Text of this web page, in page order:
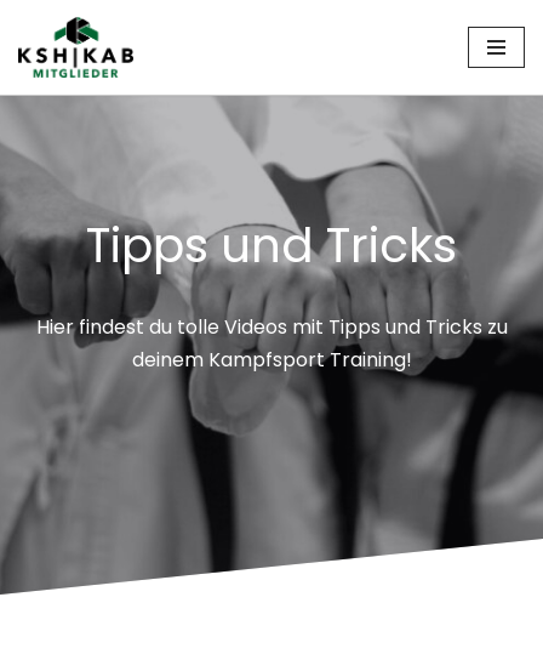
Zum
Inhalt
Tipps und Tricks
Hier findest du tolle Videos mit Tipps und Tricks zu
deinem Kampfsport Training!